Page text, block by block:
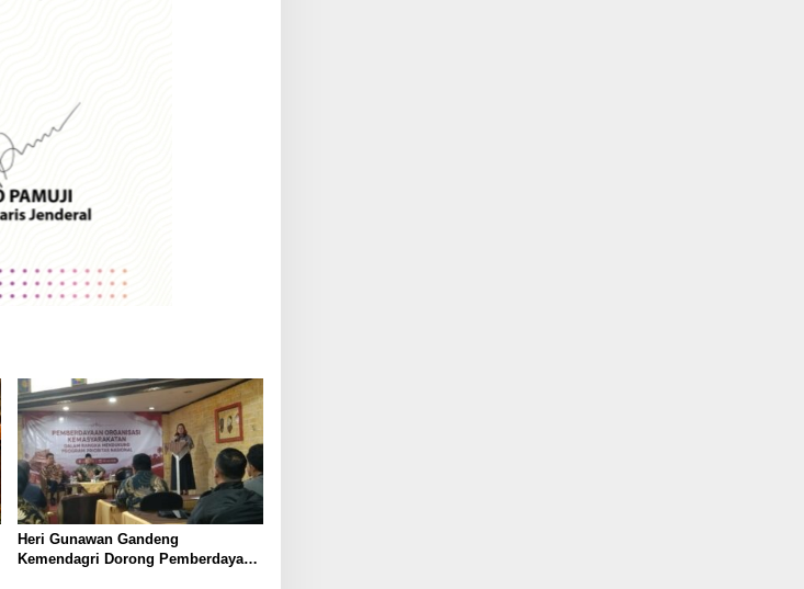
Heri Gunawan Gandeng
Kemendagri Dorong Pemberdayaan